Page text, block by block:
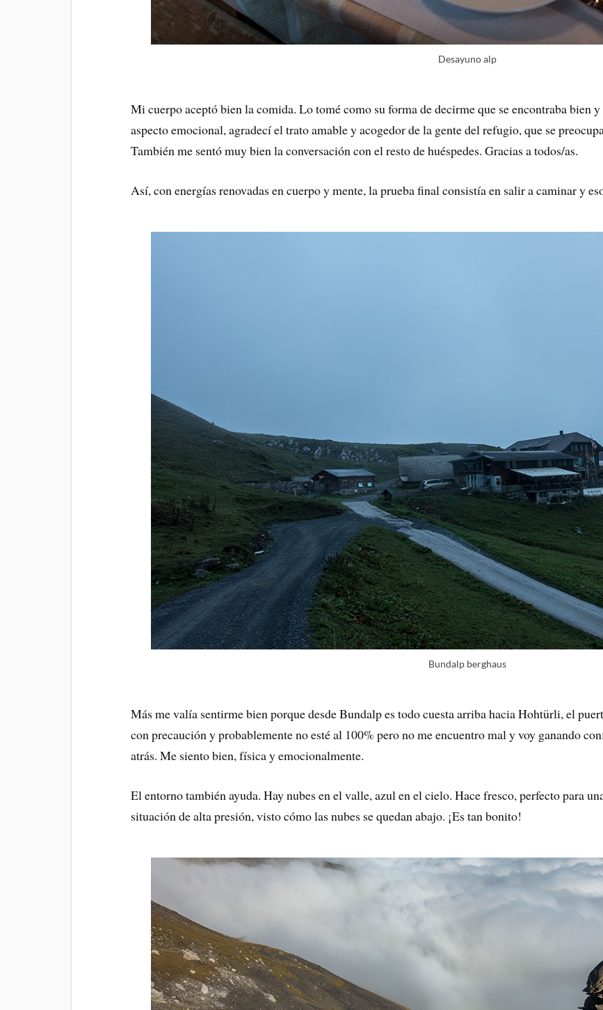
Desayuno alp
Mi cuerpo aceptó bien la comida. Lo tomé como su forma de decirme que se encontraba bien
aspecto emocional, agradecí el trato amable y acogedor de la gente del refugio, que se
También me sentó muy bien la conversación con el resto de huéspedes. Gracias a todos/as.
Así, con energías renovadas en cuerpo y mente, la prueba final consistía en salir a caminar y
Bundalp berghaus
Más me valía sentirme bien porque desde Bundalp es todo cuesta arriba hacia Hohtürli, el
con precaución y probablemente no esté al 100% pero no me encuentro mal y voy ganando
atrás. Me siento bien, física y emocionalmente.
El entorno también ayuda. Hay nubes en el valle, azul en el cielo. Hace fresco, perfecto para
situación de alta presión, visto cómo las nubes se quedan abajo. ¡Es tan bonito!